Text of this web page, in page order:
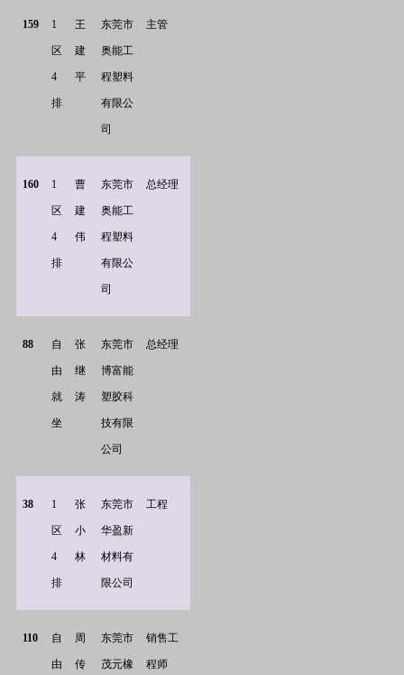
159 1
区
4
排
王
建
平
东莞市
奥能工
程塑料
有限公
司
主管
160 1
区
4
排
曹
建
伟
东莞市
奥能工
程塑料
有限公
司
总经理
88 自
由
就
坐
张
继
涛
东莞市
博富能
塑胶科
技有限
公司
总经理
38 1
区
4
排
张
小
林
东莞市
华盈新
材料有
限公司
工程
110 自
由
周
传
东莞市
茂元橡
销售工
程师